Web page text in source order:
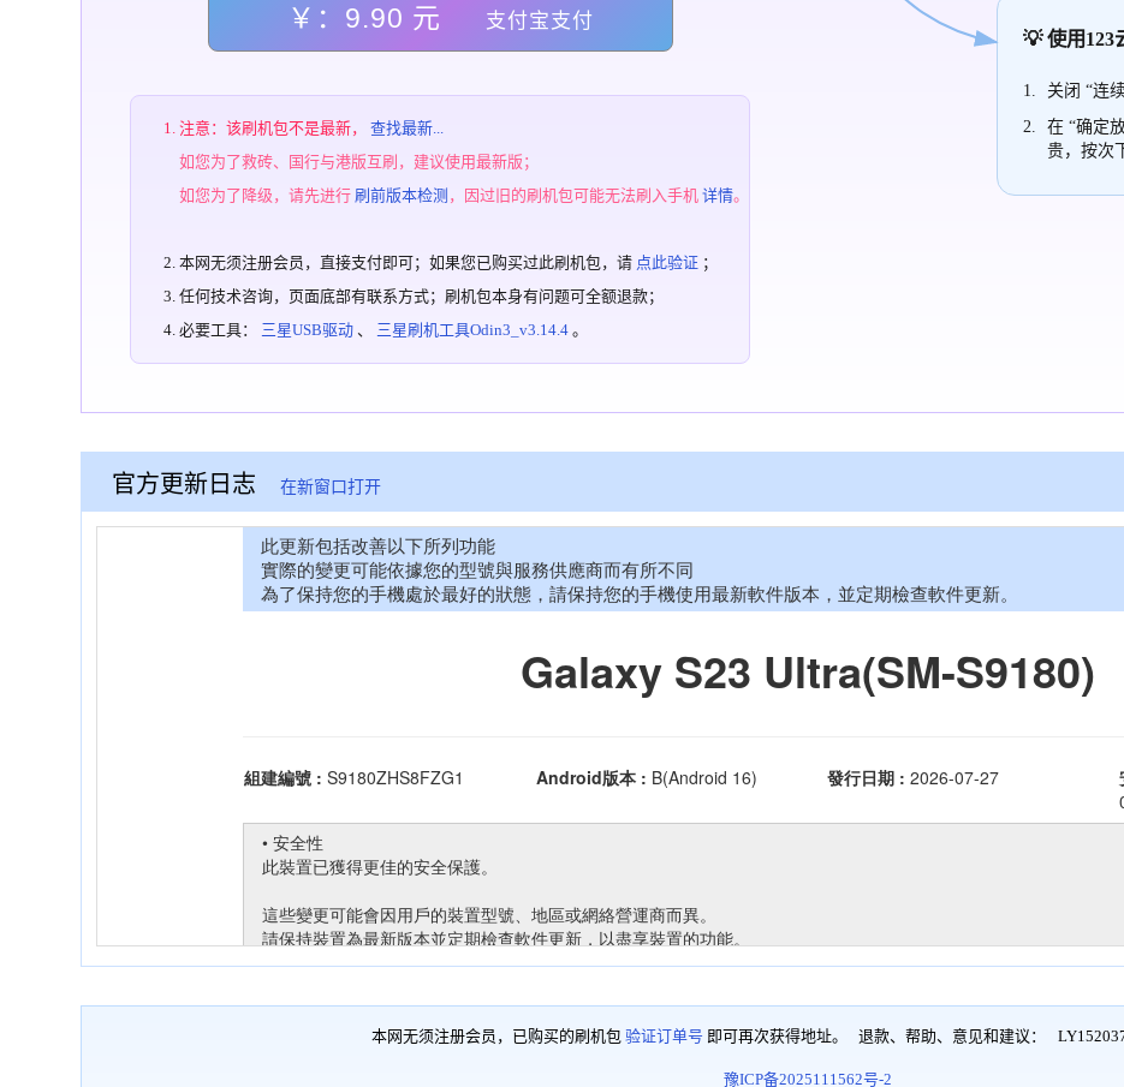
￥：9.90 元 支付宝支付
注意：该刷机包不是最新，查找最新...
如您为了救砖、国行与港版互刷，建议使用最新版；
如您为了降级，请先进行 刷前版本检测 ，因过旧的刷机包可能无法刷入手机详情。
本网无须注册会员，直接支付即可；如果您已购买过此刷机包，请 点此验证 ；
任何技术咨询，页面底部有联系方式；刷机包本身有问题可全额退款；
必要工具： 三星USB驱动 、 三星刷机工具Odin3_v3.14.4 。
💡 使用123
关闭 “连
在 “确定
贵，按次
官方更新日志在新窗口打开
本网无须注册会员，已购买的刷机包 验证订单号 即可再次获得地址。 退款、帮助、意见和建议：
豫ICP备2025111562号-2